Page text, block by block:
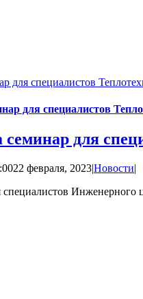
для специалистов
для специалистов
для
22 февраля, 2023|Новости|
специалистов Инженерного